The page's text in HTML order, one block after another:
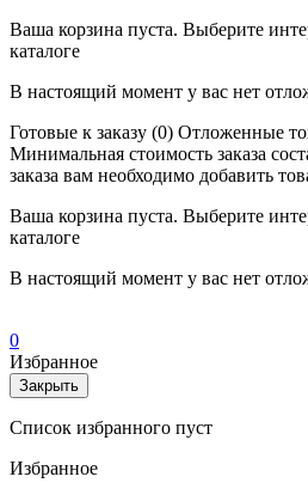
Ваша корзина пуста. Выберите
каталоге
В настоящий момент у вас нет
Готовые к заказу (0) Отложенные
Минимальная стоимость заказа
заказа вам необходимо добавить
Ваша корзина пуста. Выберите
каталоге
В настоящий момент у вас нет
0
Избранное
Закрыть
Список избранного пуст
Избранное